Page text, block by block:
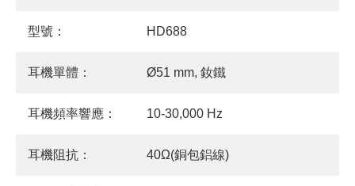
型號： HD688
耳機單體： Ø51 mm, 釹鐵
耳機頻率響應： 10-30,000 Hz
耳機阻抗： 40Ω(銅包鋁線)